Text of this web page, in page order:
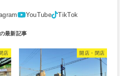
店 開店・閉店